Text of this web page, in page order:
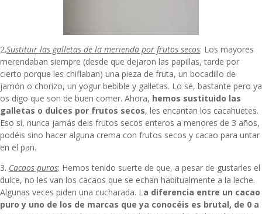
2.Sustituir las galletas de la merienda por frutos secos: Los mayores
merendaban siempre (desde que dejaron las papillas, tarde por
cierto porque les chiflaban) una pieza de fruta, un bocadillo de
jamón o chorizo, un yogur bebible y galletas. Lo sé, bastante pero ya
os digo que son de buen comer. Ahora, hemos sustituido las
galletas o dulces por frutos secos, les encantan los cacahuetes.
Eso sí, nunca jamás deis frutos secos enteros a menores de 3 años,
podéis sino hacer alguna crema con frutos secos y cacao para untar
en el pan.
3. Cacaos puros: Hemos tenido suerte de que, a pesar de gustarles el
dulce, no les van los cacaos que se echan habitualmente a la leche.
Algunas veces piden una cucharada. La diferencia entre un cacao
puro y uno de los de marcas que ya conocéis es brutal, de 0 a